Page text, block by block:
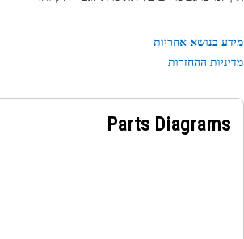
בנושא אחריות
ההחזרות
Parts Diagrams